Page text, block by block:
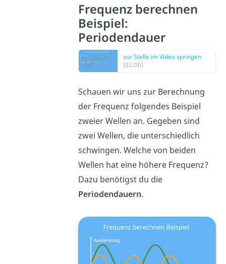
Frequenz berechnen
Beispiel:
Periodendauer
zur Stelle im Video springen
(02:00)
Schauen wir uns zur Berechnung
der Frequenz folgendes Beispiel
zweier Wellen an. Gegeben sind
zwei Wellen, die unterschiedlich
schwingen. Welche von beiden
Wellen hat eine höhere Frequenz?
Dazu benötigst du die
Periodendauern.